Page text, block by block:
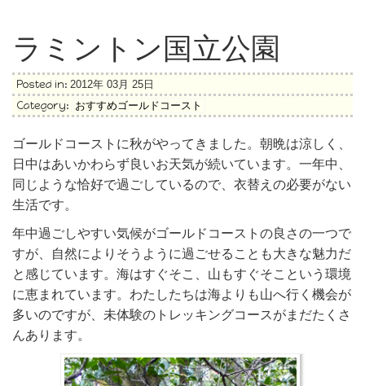
ラミントン国立公園
Posted in: 2012年 03月 25日
Category: おすすめゴールドコースト
ゴールドコーストに秋がやってきました。朝晩は涼しく、
日中はあいかわらず良いお天気が続いています。一年中、
同じような恰好で過ごしているので、衣替えの必要がない
生活です。
年中過ごしやすい気候がゴールドコーストの良さの一つで
すが、自然によりそうように過ごせることも大きな魅力だ
と感じています。海はすぐそこ、山もすぐそこという環境
に恵まれています。わたしたちは海よりも山へ行く機会が
多いのですが、未体験のトレッキングコースがまだたくさ
んあります。